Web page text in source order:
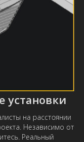
установки
на расстоянии
Независимо от
Реальный